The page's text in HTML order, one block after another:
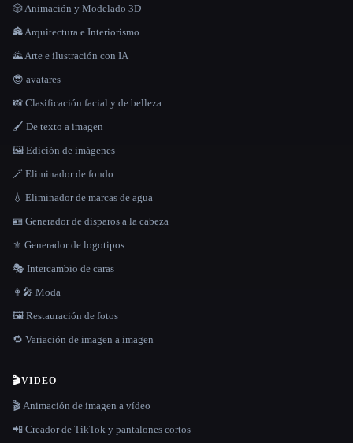
🎲 Animación y Modelado 3D
🏯 Arquitectura e Interiorismo
🌄 Arte e ilustración con IA
😎 avatares
📸 Clasificación facial y de belleza
🖌️ De texto a imagen
🖼️ Edición de imágenes
🪄 Eliminador de fondo
💧 Eliminador de marcas de agua
🪪 Generador de disparos a la cabeza
⚜️ Generador de logotipos
🎭 Intercambio de caras
👩‍🎤 Moda
🖼️ Restauración de fotos
🔁 Variación de imagen a imagen
🎬VIDEO
🎬 Animación de imagen a vídeo
📲 Creador de TikTok y pantalones cortos